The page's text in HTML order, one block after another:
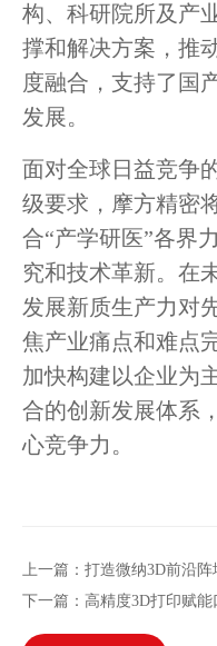
构、科研院所及产
撑和解决方案，推
度融合，支持了国
发展。
面对全球日益竞争
级要求，摩方精密
合“产学研医”各界
究和技术革新。在
发展新质生产力对
焦产业痛点和难点
加快构建以企业为
合的创新发展体系
心竞争力。
下一篇：高精度3D打印赋